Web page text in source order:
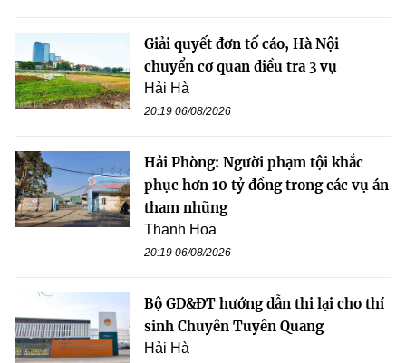
Giải quyết đơn tố cáo, Hà Nội
chuyển cơ quan điều tra 3 vụ
Hải Hà
20:19 06/08/2026
Hải Phòng: Người phạm tội khắc
phục hơn 10 tỷ đồng trong các vụ án
tham nhũng
Thanh Hoa
20:19 06/08/2026
Bộ GD&ĐT hướng dẫn thi lại cho thí
sinh Chuyên Tuyên Quang
Hải Hà